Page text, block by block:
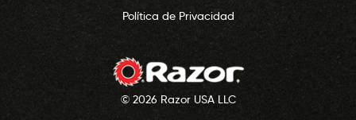
Política de Privacidad
© 2026 Razor USA LLC